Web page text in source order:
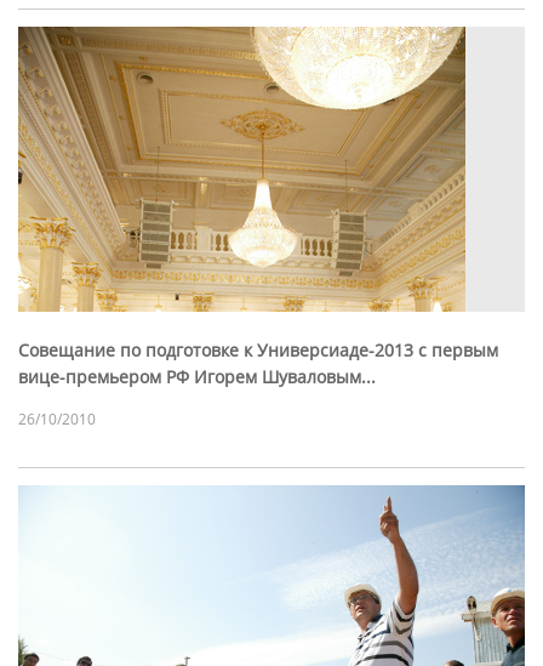
Совещание по подготовке к Универсиаде-2013 с первым
вице-премьером РФ Игорем Шуваловым...
26/10/2010